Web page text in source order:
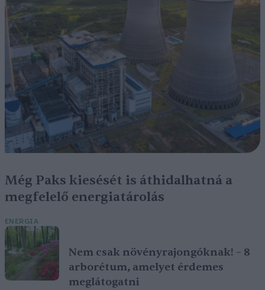
Még Paks kiesését is áthidalhatná a
megfelelő energiatárolás
ENERGIA
Nem csak növényrajongóknak! – 8
arborétum, amelyet érdemes
meglátogatni